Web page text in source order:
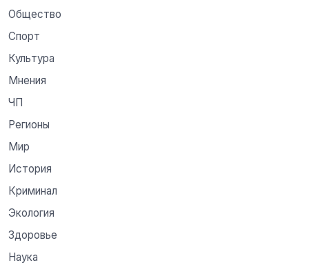
Общество
Спорт
Культура
Мнения
ЧП
Регионы
Мир
История
Криминал
Экология
Здоровье
Наука